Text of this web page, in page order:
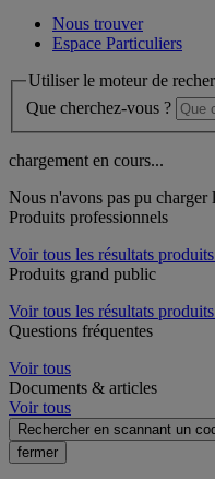
Nous trouver
Espace Particuliers
Utiliser le moteur de
Que cherchez-vous ?
chargement en cours...
Nous n'avons pas pu charger
Produits professionnels
Voir tous les résultats
Produits grand public
Voir tous les résultats
Questions fréquentes
Voir tous
Documents & articles
Voir tous
Rechercher en scannant un
fermer